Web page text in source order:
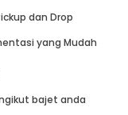
dan Drop
yang Mudah
bajet anda